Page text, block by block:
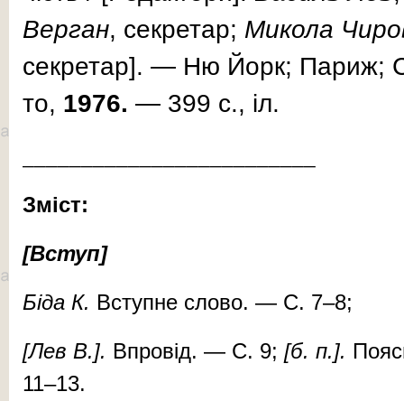
Ве­р­ган, секретар; Ми­ко­ла
секретар]. — Ню Йорк; Па­риж;
то, 1976. — 399 с., іл.
Зміст:
[Вступ]
Бі­да К. Вступ­не сло­во. — С. 7–8;
[Лев В.]. Впро­від. — С. 9; [б. п.].
11–13.